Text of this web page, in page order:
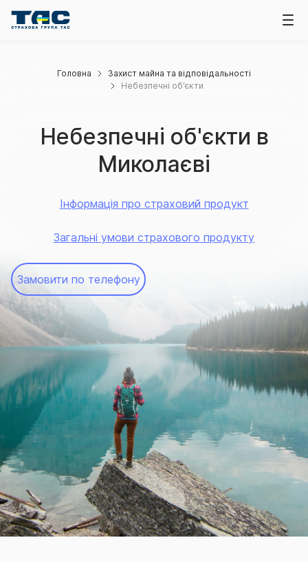
Головна
Захист майна та відповідальності
Небезпечні об'єкти
Небезпечні об'єкти в
Миколаєві
Інформація про страховий продукт
Загальні умови страхового продукту
Замовити по телефону